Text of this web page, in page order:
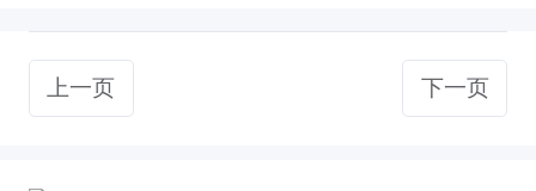
上一页 下一页